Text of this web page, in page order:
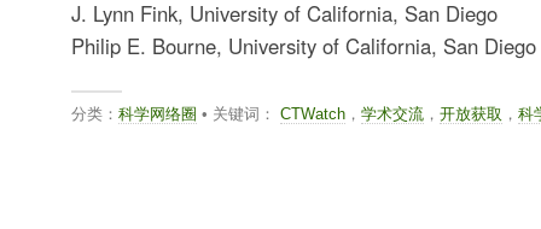
J. Lynn Fink, University of California, San Diego
Philip E. Bourne, University of California, San Diego
分类： 科学网络圈 • 关键词： CTWatch， 学术交流， 开放获取 ， 科